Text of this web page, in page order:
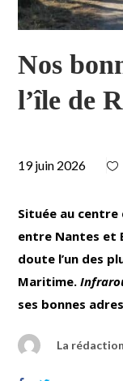
Nos
l’île de
19 juin 2026
Située au
entre Nantes et
doute l’un des
Maritime.
ses bonnes
La rédaction